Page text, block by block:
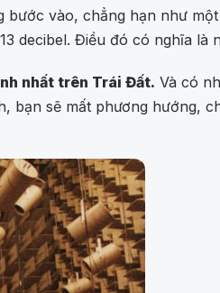
vào, chẳng hạn như
decibel. Điều đó có nghĩa
nhất trên Trái Đất. Và có
bạn sẽ mất phương hướng,